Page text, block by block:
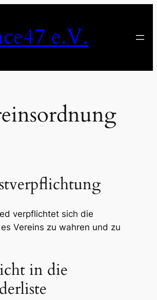
e.V.
verpflichtet sich die
Vereins zu wahren und zu
in die